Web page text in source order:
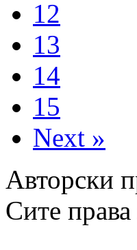
12
13
14
15
Next »
Авторски
Сите